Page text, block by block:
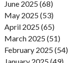
June 2025 (68)
May 2025 (53)
April 2025 (65)
March 2025 (51)
February 2025 (54)